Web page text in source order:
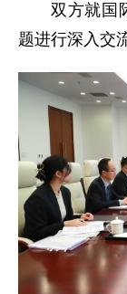
双方就国
题进行深入交